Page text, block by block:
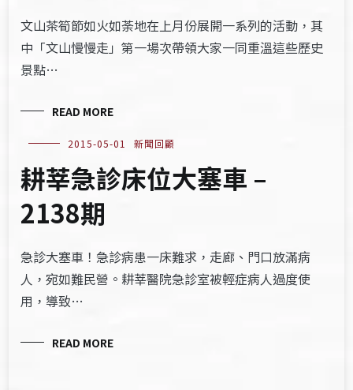
文山茶筍節如火如荼地在上月份展開一系列的活動，其
中「文山慢慢走」第一場次帶領大家一同重溫這些歷史
景點…
READ MORE
2015-05-01 新聞回顧
耕莘急診床位大塞車 –
2138期
急診大塞車！急診病患一床難求，走廊、門口放滿病
人，宛如難民營。耕莘醫院急診室被輕症病人過度使
用，導致…
READ MORE